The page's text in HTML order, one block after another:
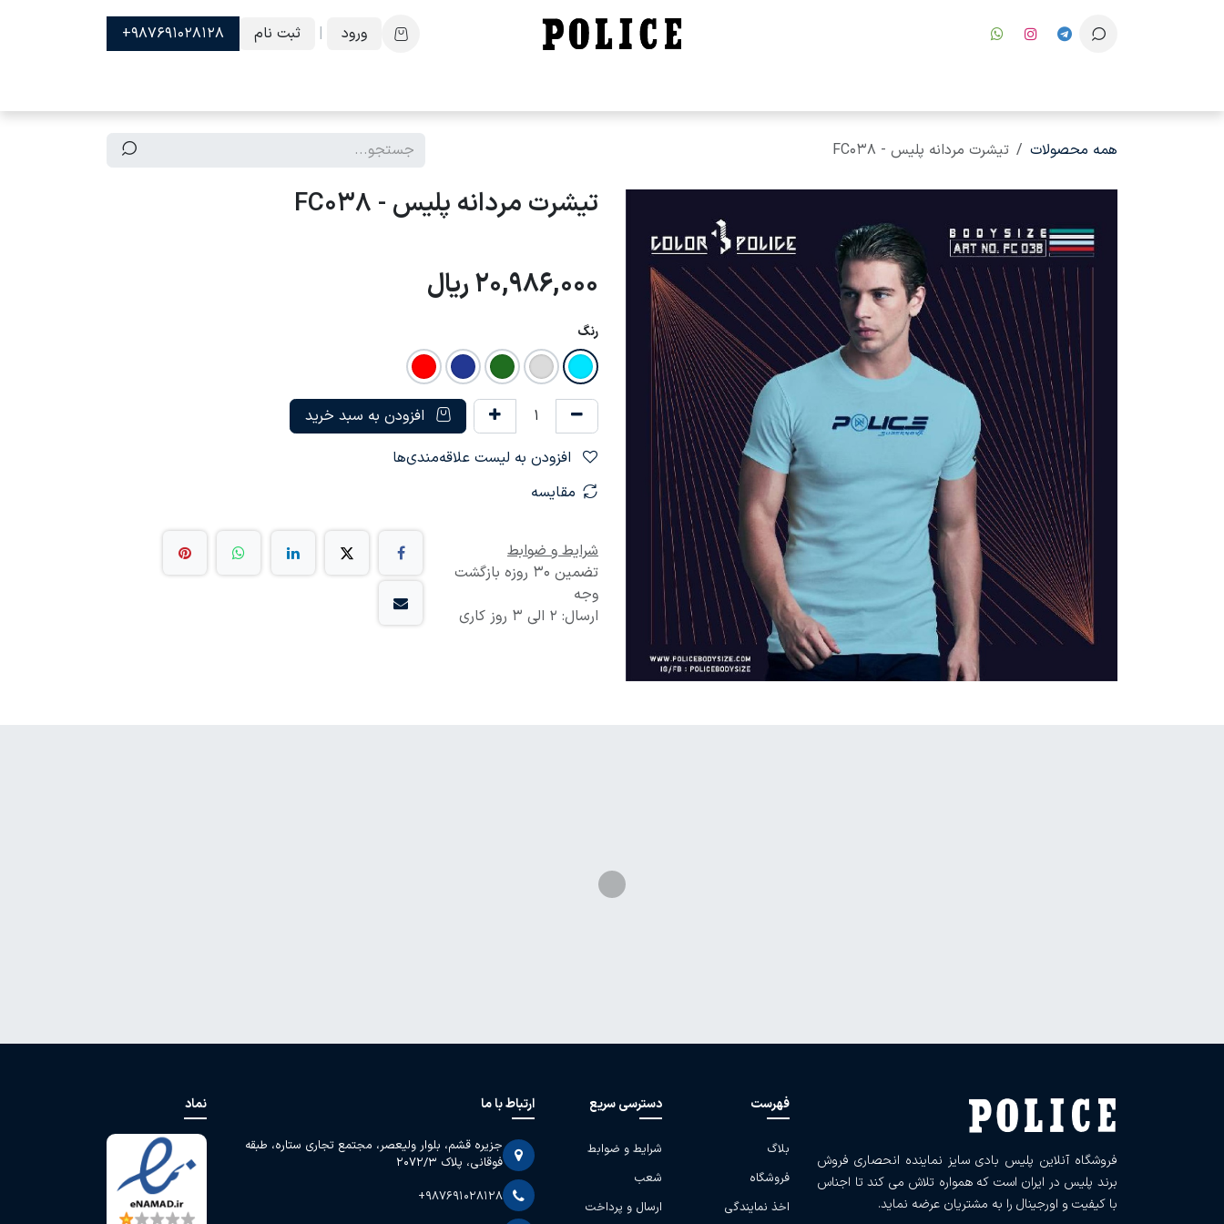
ورود
| ثبت نام 987691028128+
همه محصولات تیشرت مردانه پلیس - FC038
تیشرت مردانه پلیس - FC038
20,986,000ریال
رنگ
افزودن به سبد خرید
مقایسه
شرایط و ضوابط
تضمین 30 روزه بازگشت
وجه
ارسال: 2 الی 3 روز کاری
فروشگاه آنلاین پلیس بادی سایز نماینده انحصاری فروش
برند پلیس در ایران است که همواره تلاش می کند تا اجناس
با کیفیت و اورجینال را به مشتریان عرضه نماید.
فهرست
بلاگ
فروشگاه
اخذ نمایندگی
دسترسی سریع
شرایط و ضوابط
شعب
ارسال و پرداخت
ارتباط با ما
جزیره قشم، بلوار ولیعصر، مجتمع تجاری ستاره، طبقه
فوقانی، پلاک 2072/3
+987691028128
نماد